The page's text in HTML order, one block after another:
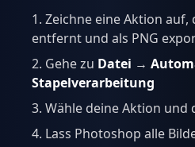
Zeichne eine Aktion
entfernt und als PNG
Gehe zu Datei →
Stapelverarbeitung
Wähle deine Aktion und
Lass Photoshop alle